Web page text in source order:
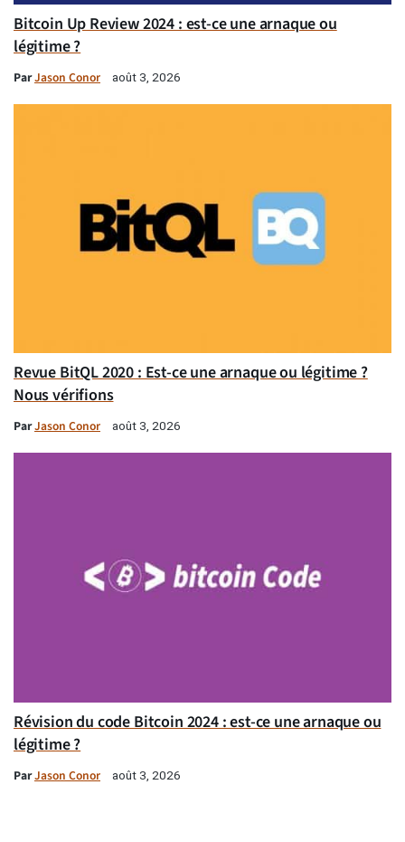
Bitcoin Up Review 2024 : est-ce une arnaque ou
légitime ?
ParJason Conor août 3, 2026
Revue BitQL 2020 : Est-ce une arnaque ou légitime ?
Nous vérifions
ParJason Conor août 3, 2026
Révision du code Bitcoin 2024 : est-ce une arnaque ou
légitime ?
ParJason Conor août 3, 2026